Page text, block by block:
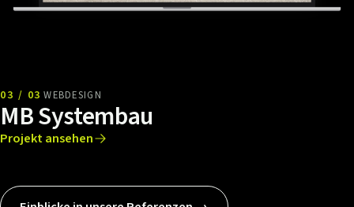
03 / 03 WEBDESIGN
MB Systembau
Projekt ansehen